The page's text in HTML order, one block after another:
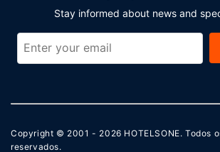
Stay informed about news and
Copyright © 2001 - 2026 HOTELSONE. Todos
reservados.